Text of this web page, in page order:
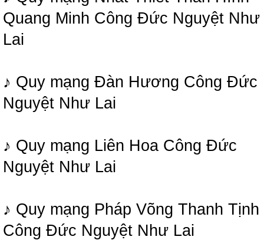
Quang Minh Công Đức Nguyệt Như
Lai
♪ Quy mạng Đàn Hương Công Đức
Nguyệt Như Lai
♪ Quy mạng Liên Hoa Công Đức
Nguyệt Như Lai
♪ Quy mạng Pháp Võng Thanh Tịnh
Công Đức Nguyệt Như Lai